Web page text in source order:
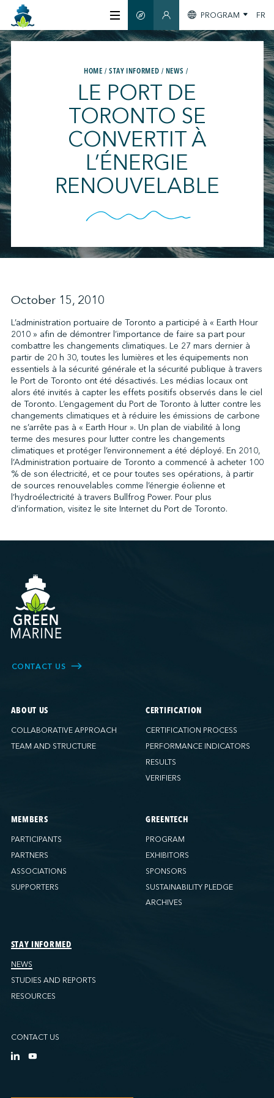
ABOUT US
CERTIFICATION
MEMBERS
GREENTECH
STAY INFORMED
SMART GUIDEMEMBERS SECTION
PROGRAM FR
HOME STAY INFORMED NEWS
LE PORT DE
TORONTO SE
CONVERTIT À
L’ÉNERGIE
RENOUVELABLE
October 15, 2010
L’administration portuaire de Toronto a participé à « Earth Hour
2010 » afin de démontrer l’importance de faire sa part pour
combattre les changements climatiques. Le 27 mars dernier à
partir de 20 h 30, toutes les lumières et les équipements non
essentiels à la sécurité générale et la sécurité publique à travers
le Port de Toronto ont été désactivés. Les médias locaux ont
alors été invités à capter les effets positifs observés dans le ciel
de Toronto. L’engagement du Port de Toronto à lutter contre les
changements climatiques et à réduire les émissions de carbone
ne s’arrête pas à « Earth Hour ». Un plan de viabilité à long
terme des mesures pour lutter contre les changements
climatiques et protéger l’environnement a été déployé. En 2010,
l’Administration portuaire de Toronto a commencé à acheter 100
% de son électricité, et ce pour toutes ses opérations, à partir
de sources renouvelables comme l’énergie éolienne et
l’hydroélectricité à travers Bullfrog Power. Pour plus
d’information, visitez le site Internet du Port de Toronto.
CONTACT US
ABOUT US
COLLABORATIVE APPROACH
TEAM AND STRUCTURE
CERTIFICATION
CERTIFICATION PROCESS
PERFORMANCE INDICATORS
RESULTS
VERIFIERS
MEMBERS
PARTICIPANTS
PARTNERS
ASSOCIATIONS
SUPPORTERS
GREENTECH
PROGRAM
EXHIBITORS
SPONSORS
SUSTAINABILITY PLEDGE
ARCHIVES
STAY INFORMED
NEWS
STUDIES AND REPORTS
RESOURCES
CONTACT US